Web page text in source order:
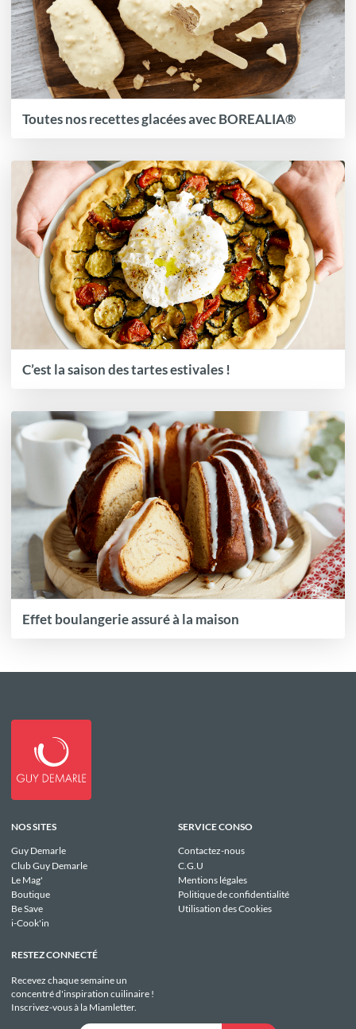
Toutes nos recettes glacées avec BOREALIA®
C’est la saison des tartes estivales !
Effet boulangerie assuré à la maison
NOS SITES
Guy Demarle
Club Guy Demarle
Le Mag'
Boutique
Be Save
i-Cook'in
SERVICE CONSO
Contactez-nous
C.G.U
Mentions légales
Politique de confidentialité
Utilisation des Cookies
RESTEZ CONNECTÉ
Recevez chaque semaine un
concentré d'inspiration cuilinaire !
Inscrivez-vous à la Miamletter.